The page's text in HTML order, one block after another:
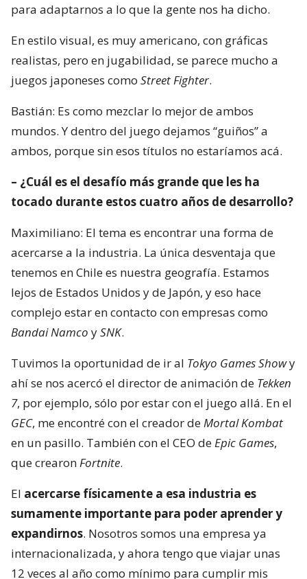
para adaptarnos a lo que la gente nos ha dicho.
En estilo visual, es muy americano, con gráficas
realistas, pero en jugabilidad, se parece mucho a
juegos japoneses como Street Fighter.
Bastián: Es como mezclar lo mejor de ambos
mundos. Y dentro del juego dejamos “guiños” a
ambos, porque sin esos títulos no estaríamos acá.
– ¿Cuál es el desafío más grande que les ha
tocado durante estos cuatro años de desarrollo?
Maximiliano: El tema es encontrar una forma de
acercarse a la industria. La única desventaja que
tenemos en Chile es nuestra geografía. Estamos
lejos de Estados Unidos y de Japón, y eso hace
complejo estar en contacto con empresas como
Bandai Namco ySNK.
Tuvimos la oportunidad de ir al Tokyo Games Showy
ahí se nos acercó el director de animación de Tekken
7, por ejemplo, sólo por estar con el juego allá. En el
GEC, me encontré con el creador deMortal Kombat
en un pasillo. También con el CEO deEpic Games,
que crearonFortnite.
El acercarse físicamente a esa industria es
sumamente importante para poder aprender y
expandirnos. Nosotros somos una empresa ya
internacionalizada, y ahora tengo que viajar unas
12 veces al año como mínimo para cumplir mis